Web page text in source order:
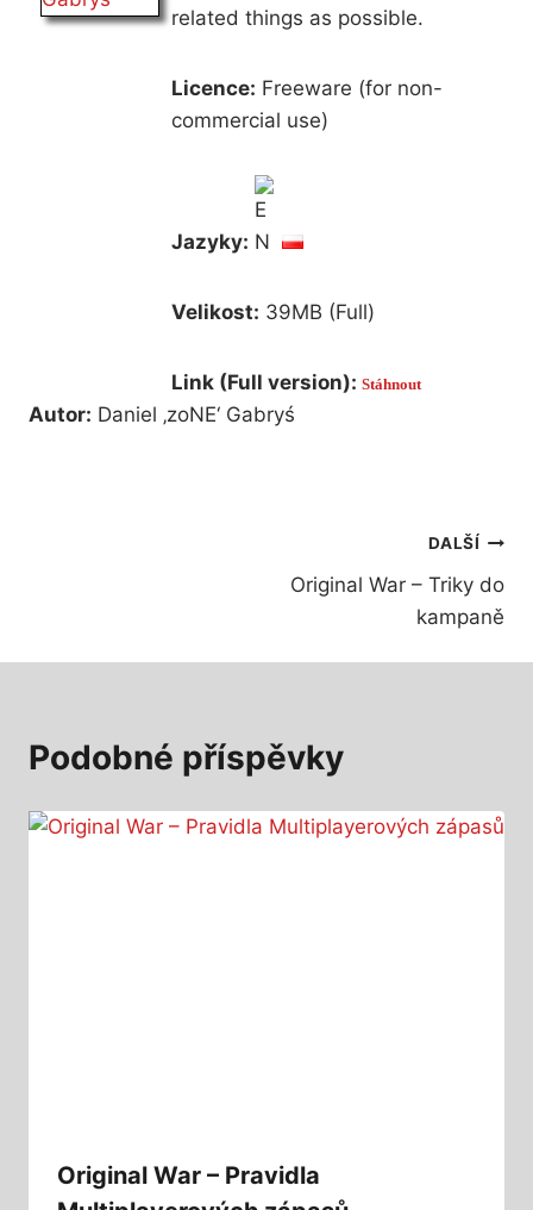
related things as possible.
Licence: Freeware (for non-
commercial use)
Jazyky:
Velikost: 39MB (Full)
Link (Full version): Stáhnout
Autor: Daniel ‚zoNE‘ Gabryś
DALŠÍ
Original War – Triky do
kampaně
Podobné příspěvky
Original War – Pravidla